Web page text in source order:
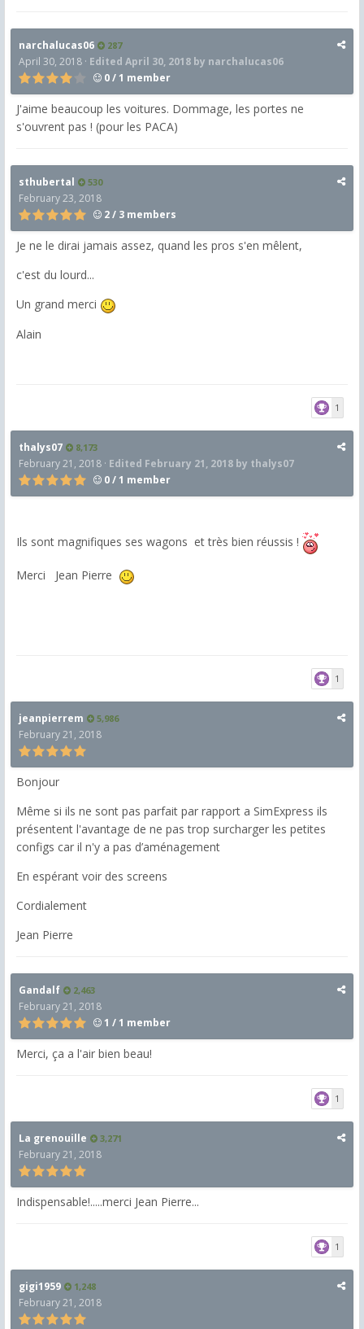
narchalucas06 287
April 30, 2018 · Edited April 30, 2018 by narchalucas06
0 / 1 member
J'aime beaucoup les voitures. Dommage, les portes ne
s'ouvrent pas ! (pour les PACA)
sthubertal 530
February 23, 2018
2 / 3 members
Je ne le dirai jamais assez, quand les pros s'en mêlent,
c'est du lourd...
Un grand merci
Alain
1
thalys07 8,173
February 21, 2018 · Edited February 21, 2018 by thalys07
0 / 1 member
Ils sont magnifiques ses wagons et très bien réussis !
Merci Jean Pierre
1
jeanpierrem 5,986
February 21, 2018
Bonjour
Même si ils ne sont pas parfait par rapport a SimExpress ils
présentent l'avantage de ne pas trop surcharger les petites
configs car il n'y a pas d’aménagement
En espérant voir des screens
Cordialement
Jean Pierre
Gandalf 2,463
February 21, 2018
1 / 1 member
Merci, ça a l'air bien beau!
1
La grenouille 3,271
February 21, 2018
Indispensable!.....merci Jean Pierre...
1
gigi1959 1,248
February 21, 2018